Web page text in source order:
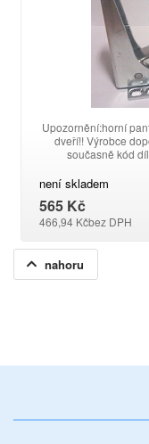
Upozornění:horní
dveří!! Výrobce
současně kód
není skladem
565 Kč
466,94 Kčbez DPH
nahoru